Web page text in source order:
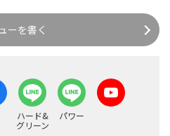
ーを書く
ハード&
グリーン
パワー